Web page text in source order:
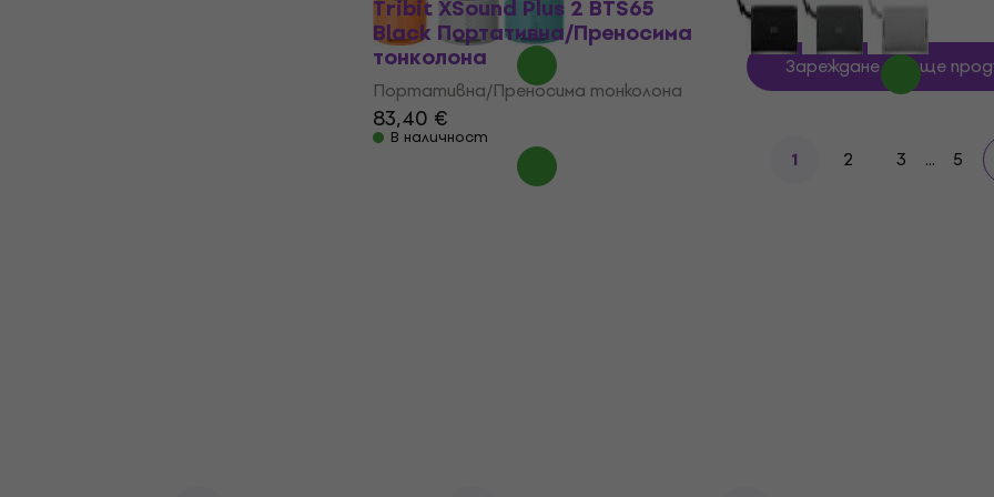
Tribit XSound Plus 2 BTS65
Black Портативна/Преносима
тонколона
Портативна/Преносима тонколона
83,40 €
В наличност
Зареждане на още
1 2 3 ... 5